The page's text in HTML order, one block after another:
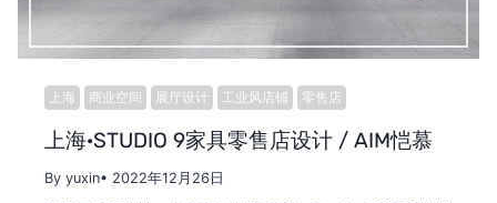
上海 商业空间 展厅设计 工业风店铺 零售店
上海·STUDIO 9家具零售店设计 / AIM恺慕
By yuxin• 2022年12月26日